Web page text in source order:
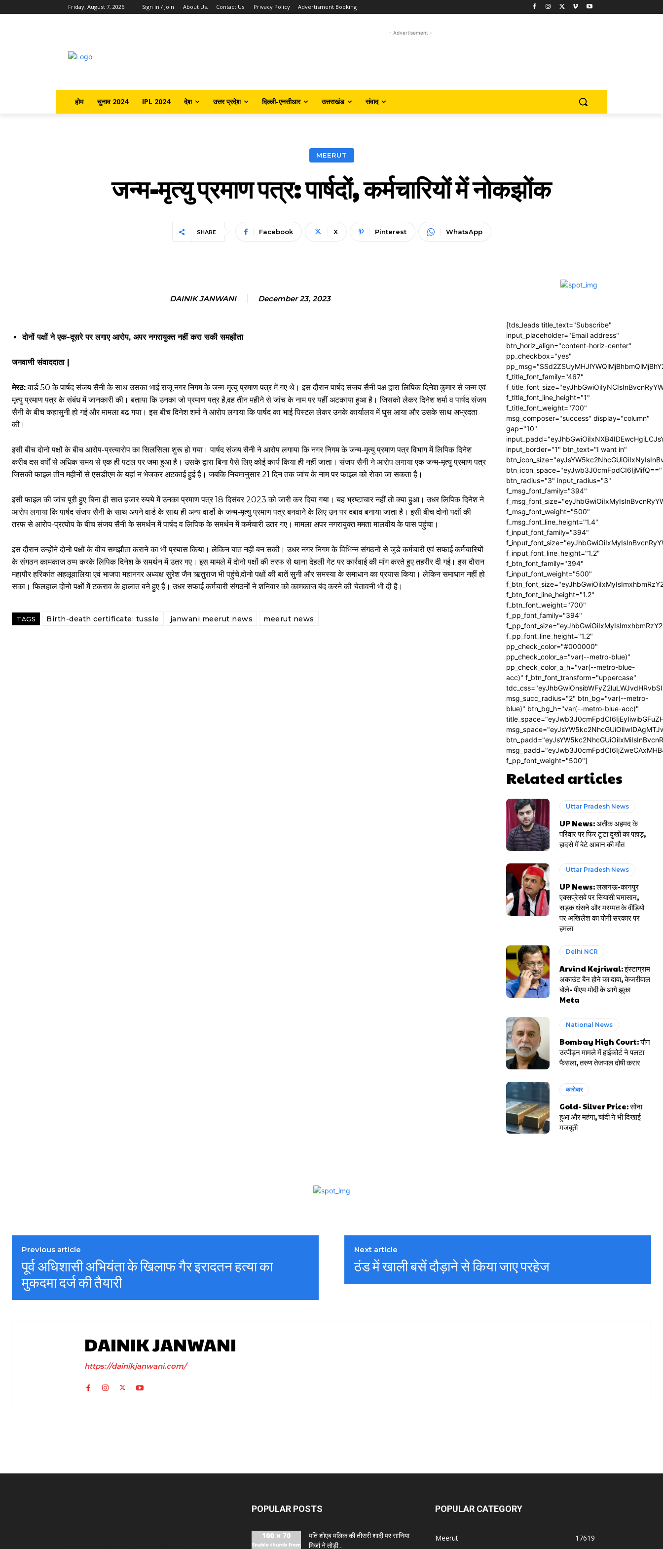
Friday, August 7, 2026 Sign in / Join About Us. Contact Us. Privacy Policy Advertisment Booking
- Advertisement -
होम चुनाव 2024 IPL 2024 देश उत्तर प्रदेश दिल्ली-एनसीआर उत्तराखंड संवाद
MEERUT
जन्म-मृत्यु प्रमाण पत्र: पार्षदों, कर्मचारियों में नोकझोंक
SHARE Facebook X Pinterest WhatsApp
DAINIK JANWANI December 23, 2023
दोनों पक्षों ने एक-दूसरे पर लगाए आरोप, अपर नगरायुक्त नहीं करा सकी समझौता
जनवाणी संवाददाता |
मेरठ:वार्ड 50 के पार्षद संजय सैनी के साथ उसका भाई राजू नगर निगम के जन्म-मृत्यु प्रमाण पत्र में गए थे। इस दौरान पार्षद संजय सैनी पक्ष द्वारा लिपिक दिनेश कुमार से जन्म एवं
मृत्यु प्रमाण पत्र के संबंध में जानकारी की। बताया कि उनका जो प्रमाण पत्र है,वह तीन महीने से जांच के नाम पर यहीं अटकाया हुआ है। जिसको लेकर दिनेश शर्मा व पार्षद संजय
सैनी के बीच कहासुनी हो गई और मामला बढ गया। इस बीच दिनेश शर्मा ने आरोप लगाया कि पार्षद का भाई पिस्टल लेकर उनके कार्यालय में घुस आया और उसके साथ अभ्रदता
की।
इसी बीच दोनो पक्षों के बीच आरोप-प्रत्यारोप का सिलसिला शुरू हो गया। पार्षद संजय सैनी ने आरोप लगाया कि नगर निगम के जन्म-मृत्यु प्रमाण पत्र विभाग में लिपिक दिनेश
करीब दस वर्षों से अधिक समय से एक ही पटल पर जमा हुआ है। उसके द्वारा बिना पैसे लिए कोई कार्य किया ही नहीं जाता। संजय सैनी ने आरोप लगाया एक जन्म-मृत्यु प्रमाण पत्र
जिसकी फाइल तीन महीनों से एसडीएम के यहां न भेजकर अटकाई हुई है। जबकि नियमानुसार 21 दिन तक जांच के नाम पर फाइल को रोका जा सकता है।
इसी फाइल की जांच पूरी हुए बिना ही सात हजार रुपये में उनका प्रमाण पत्र 18 दिसंबर 2023 को जारी कर दिया गया। यह भ्रष्टाचार नहीं तो क्या हुआ। उधर लिपिक दिनेश ने
आरोप लगाया कि पार्षद संजय सैनी के साथ अपने वार्ड के साथ ही अन्य वार्डो के जन्म-मृत्यु प्रमाण पत्र बनवाने के लिए उन पर दबाव बनाया जाता है। इसी बीच दोनो पक्षों की
तरफ से आरोप-प्रत्योप के बीच संजय सैनी के समर्थन में पार्षद व लिपिक के समर्थन में कर्मचारी उतर गए। मामला अपर नगरायुक्त ममता मालवीय के पास पहुंचा।
इस दौरान उन्होंने दोनो पक्षों के बीच समझौता कराने का भी प्रयास किया। लेकिन बात नहीं बन सकी। उधर नगर निगम के विभिन्न संगठनों से जुडे कर्मचारी एवं सफाई कर्मचारियों
के संगठन कामकाज ठप्प करके लिपिक दिनेश के समर्थन में उतर गए। इस मामले में दोनो पक्षों की तरफ से थाना देहली गेट पर कार्रवाई की मांग करते हुए तहरीर दी गई। इस दौरान
महापौर हरिकांत अहलूवालिया एवं भाजपा महानगर अध्यक्ष सुरेश जैन ऋतुराज भी पहुंचे,दोनो पक्षों की बातें सुनी और समस्या के समाधान का प्रयास किया। लेकिन समाधान नहीं हो
सका। फिलहाल दोनो पक्षों में टकराव के हालात बने हुए हैं। उधर सफाई कर्मचारी संगठनों ने शनिवार को कामकाज बंद करने की चेतावनी भी दी है।
TAGS Birth-death certificate: tussle janwani meerut news meerut news
[tds_leads title_text="Subscribe"
input_placeholder="Email address"
btn_horiz_align="content-horiz-center"
pp_checkbox="yes"
f_title_font_family="467"
f_title_font_line_height="1"
f_title_font_weight="700"
msg_composer="success" display="column"
gap="10"
input_border="1" btn_text="I want in"
btn_icon_space="eyJwb3J0cmFpdCI6IjMifQ=="
btn_radius="3" input_radius="3"
f_msg_font_family="394"
f_msg_font_weight="500"
f_msg_font_line_height="1.4"
f_input_font_family="394"
f_input_font_line_height="1.2"
f_btn_font_family="394"
f_input_font_weight="500"
f_btn_font_line_height="1.2"
f_btn_font_weight="700"
f_pp_font_family="394"
f_pp_font_line_height="1.2"
pp_check_color="#000000"
pp_check_color_a="var(--metro-blue)"
pp_check_color_a_h="var(--metro-blue-
acc)" f_btn_font_transform="uppercase"
msg_succ_radius="2" btn_bg="var(--metro-
blue)" btn_bg_h="var(--metro-blue-acc)"
f_pp_font_weight="500"]
Related articles
Uttar Pradesh News
UP News: अतीक अहमद के
परिवार पर फिर टूटा दुखों का पहाड़,
हादसे में बेटे आबान की मौत
Uttar Pradesh News
UP News: लखनऊ-कानपुर
एक्सप्रेसवे पर सियासी घमासान,
सड़क धंसने और मरम्मत के वीडियो
पर अखिलेश का योगी सरकार पर
हमला
Delhi NCR
Arvind Kejriwal: इंस्टाग्राम
अकाउंट बैन होने का दावा, केजरीवाल
बोले- पीएम मोदी के आगे झुका
Meta
National News
Bombay High Court: यौन
उत्पीड़न मामले में हाईकोर्ट ने पलटा
फैसला, तरुण तेजपाल दोषी करार
कारोबार
Gold- Silver Price: सोना
हुआ और महंगा, चांदी ने भी दिखाई
मजबूती
Previous article
पूर्व अधिशासी अभियंता के खिलाफ गैर इरादतन हत्या का
मुकदमा दर्ज की तैयारी
Next article
ठंड में खाली बसें दौड़ाने से किया जाए परहेज
DAINIK JANWANI
https://dainikjanwani.com/
POPULAR POSTS
पति शोएब मलिक की तीसरी शादी पर सानिया
मिर्जा ने तोड़ी...
POPULAR CATEGORY
Meerut
17619